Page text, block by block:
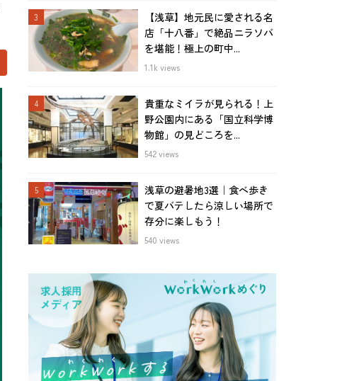
【浅草】地元民に愛される名
店「十八番」で絶品ニラソバ
を堪能！極上の町中...
1.1k views
貴重なミイラが見られる！上
野公園内にある「国立科学博
物館」の見どころを...
542 views
浅草の避暑地3選｜食べ歩き
で夏バテしたら涼しい場所で
存分に楽しもう！
540 views